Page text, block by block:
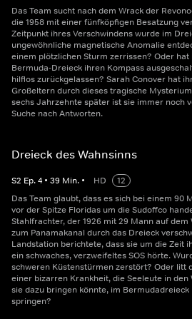
Das Team sucht nach dem Wrack der
die 1958 mit einer fünfköpfigen Besatzung
Zeitpunkt ihres Verschwindens wurde im
ungewöhnliche magnetische Anomalie
einem plötzlichen Sturm zerrissen? Oder
Bermuda-Dreieck ihren Kompass
hilflos zurückgelassen? Sarah Conover hat
Großeltern durch dieses tragische
sechs Jahrzehnte später ist sie immer noch
Suche nach Antworten.
Dreieck des Wahnsinns
S2 Ep.4 • 39 Min. • HD
12
Das Team glaubt, dass es sich bei einem 90
vor der Spitze Floridas um die Sudoffco
Stahlfrachter, der 1926 mit 29 Mann auf dem
zum Panamakanal durch das Dreieck
Landstation berichtete, dass sie um die Zeit
ein schwaches, verzweifeltes SOS hörte.
schweren Küstenstürmen zerstört? Oder litt
einer bizarren Krankheit, die Seeleute in den
sie dazu bringen könnte, im Bermudadreieck
springen?